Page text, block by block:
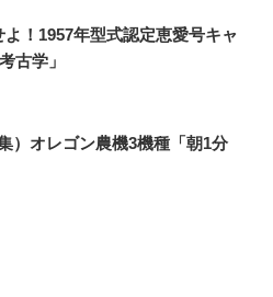
！1957年型式認定恵愛号キャ
古学」
）オレゴン農機3機種「朝1分